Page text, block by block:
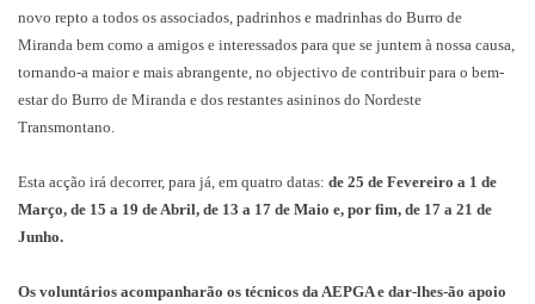
novo repto a todos os associados, padrinhos e madrinhas do Burro de
Miranda bem como a amigos e interessados para que se juntem à nossa causa,
tornando-a maior e mais abrangente, no objectivo de contribuir para o bem-
estar do Burro de Miranda e dos restantes asininos do Nordeste
Transmontano.
Esta acção irá decorrer, para já, em quatro datas: de 25 de Fevereiro a 1 de
Março, de 15 a 19 de Abril, de 13 a 17 de Maio e, por fim, de 17 a 21 de
Junho.
Os voluntários acompanharão os técnicos da AEPGA e dar-lhes-ão apoio